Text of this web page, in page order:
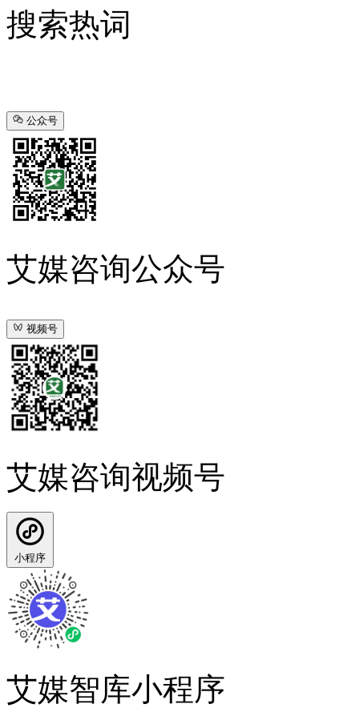
搜索热词
公众号
艾媒咨询公众号
视频号
艾媒咨询视频号
小程序
艾媒智库小程序